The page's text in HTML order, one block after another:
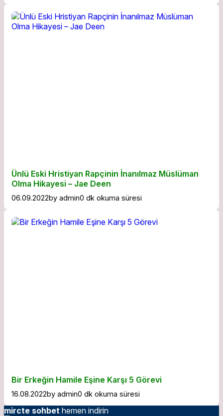
Ünlü Eski Hristiyan Rapçinin İnanılmaz Müslüman
Olma Hikayesi – Jae Deen
06.09.2022by admin0 dk okuma süresi
Bir Erkeğin Hamile Eşine Karşı 5 Görevi
16.08.2022by admin0 dk okuma süresi
mircte sohbet hemen indirin